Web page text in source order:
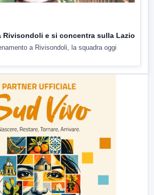
Rivisondoli e si concentra sulla Lazio
a Rivisondoli, la squadra oggi